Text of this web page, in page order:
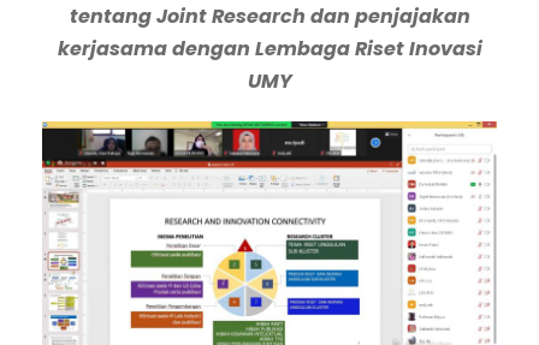
tentang Joint Research dan penjajakan
kerjasama dengan Lembaga Riset Inovasi
UMY